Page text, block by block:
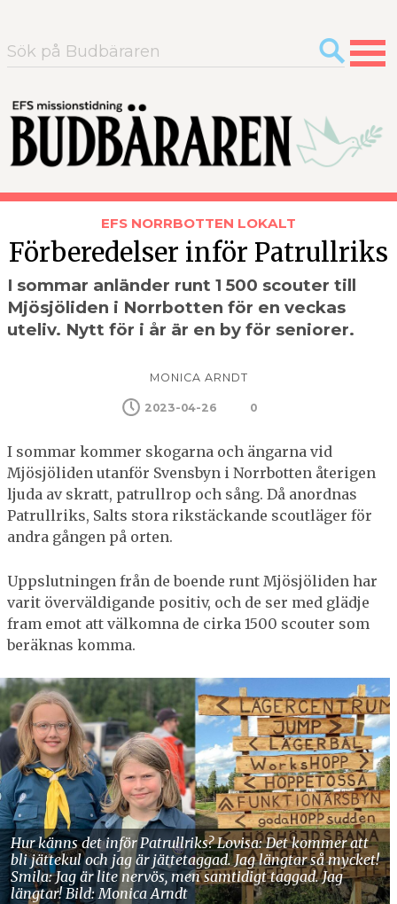
Sök
efter:
EFS NORRBOTTEN LOKALT
Förberedelser inför Patrullriks
I sommar anländer runt 1 500 scouter till
Mjösjöliden i Norrbotten för en veckas
uteliv. Nytt för i år är en by för seniorer.
MONICA ARNDT
2023-04-26 0
I sommar kommer skogarna och ängarna vid
Mjösjöliden utanför Svensbyn i Norrbotten återigen
ljuda av skratt, patrullrop och sång. Då anordnas
Patrullriks, Salts stora rikstäckande scoutläger för
andra gången på orten.
Uppslutningen från de boende runt Mjösjöliden har
varit överväldigande positiv, och de ser med glädje
fram emot att välkomna de cirka 1500 scouter som
beräknas komma.
Hur känns det inför Patrullriks? Lovisa: Det kommer att
bli jättekul och jag är jättetaggad. Jag längtar så mycket!
Smila: Jag är lite nervös, men samtidigt taggad. Jag
längtar! Bild: Monica Arndt